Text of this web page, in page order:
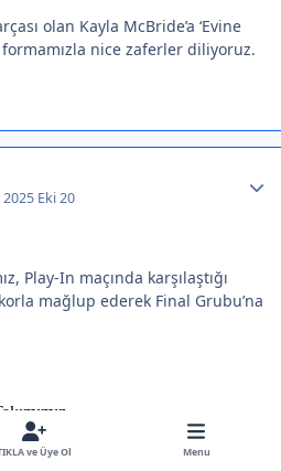
olan Kayla McBride’a ‘Evine
nice zaferler diliyoruz.
2025 Eki 20
Play-In maçında karşılaştığı
mağlup ederek Final Grubu’na
ve Üye Ol Menu